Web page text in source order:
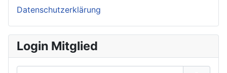
Datenschutzerklärung
Login Mitglied